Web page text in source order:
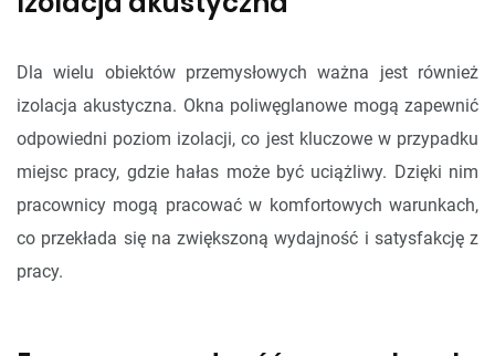
Dla wielu obiektów przemysłowych ważna jest również
izolacja akustyczna. Okna poliwęglanowe mogą zapewnić
odpowiedni poziom izolacji, co jest kluczowe w przypadku
miejsc pracy, gdzie hałas może być uciążliwy. Dzięki nim
pracownicy mogą pracować w komfortowych warunkach,
co przekłada się na zwiększoną wydajność i satysfakcję z
pracy.